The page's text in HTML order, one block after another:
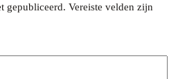
gepubliceerd. Vereiste velden zijn